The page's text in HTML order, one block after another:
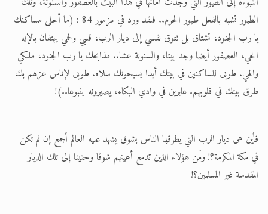
الطيور تشبه بالفعل طيور الحرم.. فلقد ورد في مزمور 84 : (ما أحلى مساكنك
يا رب الجنود، تشتاق بل تتوق نفسي إلى ديار الرب، قلبي ولحمي يهتفان بالإله
الحي، العصفور أيضا وجد بيتا، والسنونة عشا.. مذابحك يا رب الجنود، ملكي
والهي. طوبى للساكنين في بيتك أبدا يسبحونك سلاه. طوبى لإناس عزهم بك
طرق بيتك في قلوبهم. عابرين في وادي البكاء، يصيرونه ينبوعا..)!
فأين هى ديار الرب التي يطرقها الناس بشوق يشهد عليه العالم أجمع إن لم تكن
في مكة المكرمة؟! ومَن هؤلاء الذين تدمع أعينهم شوقا وحنينا إلى تلك الديار
المقدسة غير المسلمين؟!